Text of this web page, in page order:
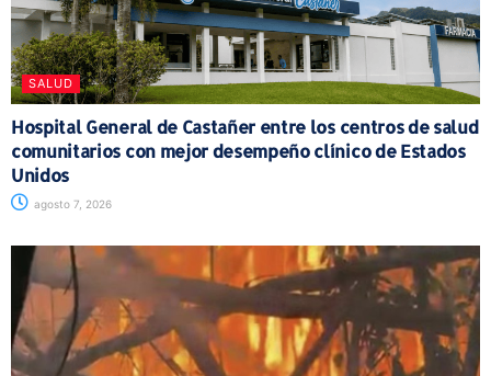
SALUD
Hospital General de Castañer entre los centros de salud
comunitarios con mejor desempeño clínico de Estados
Unidos
agosto 7, 2026